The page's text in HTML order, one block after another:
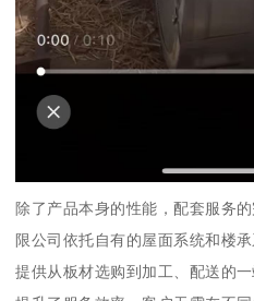
除了产品本身的性能，配套服务
限公司依托自有的屋面系统和楼
提供从板材选购到加工、配送的